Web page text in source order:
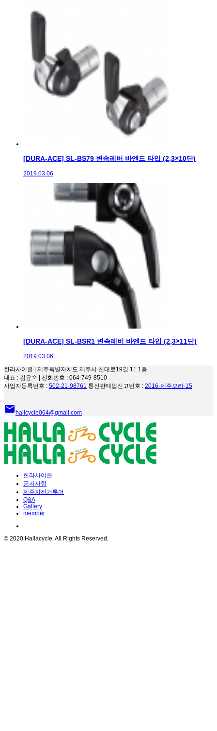
[DURA-ACE] SL-BS79 변속레버 바엔드 타입 (2,3×10단)
2019.03.06
[DURA-ACE] SL-BSR1 변속레버 바엔드 타입 (2,3×11단)
2019.03.06
한라사이클 | 제주특별자치도 제주시 신대로19길 11 1층
대표 : 김윤숙 | 전화번호 : 064-749-8510
사업자등록번호 : 502-21-98761 통신판매업신고번호 : 2016-제주오라-15
email hallcycle064@gmail.com
한라사이클
공지사항
제주자전거투어
Q&A
Gallery
member
© 2020 Hallacycle. All Rights Reserved.